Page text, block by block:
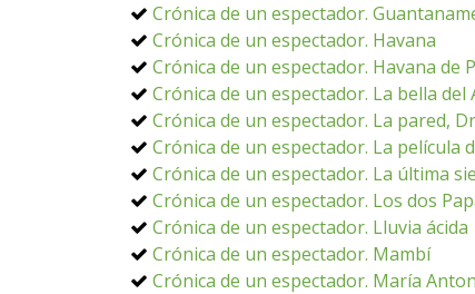
Crónica de un espectador.
Crónica de un espectador. Havana
Crónica de un espectador. Havana de
Crónica de un espectador. La bella del
Crónica de un espectador. La pared,
Crónica de un espectador. La película
Crónica de un espectador. La última
Crónica de un espectador. Los dos
Crónica de un espectador. Lluvia ácida
Crónica de un espectador. Mambí
Crónica de un espectador. María